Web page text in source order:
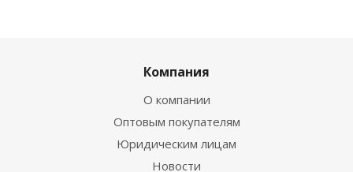
Компания
О компании
Оптовым покупателям
Юридическим лицам
Новости